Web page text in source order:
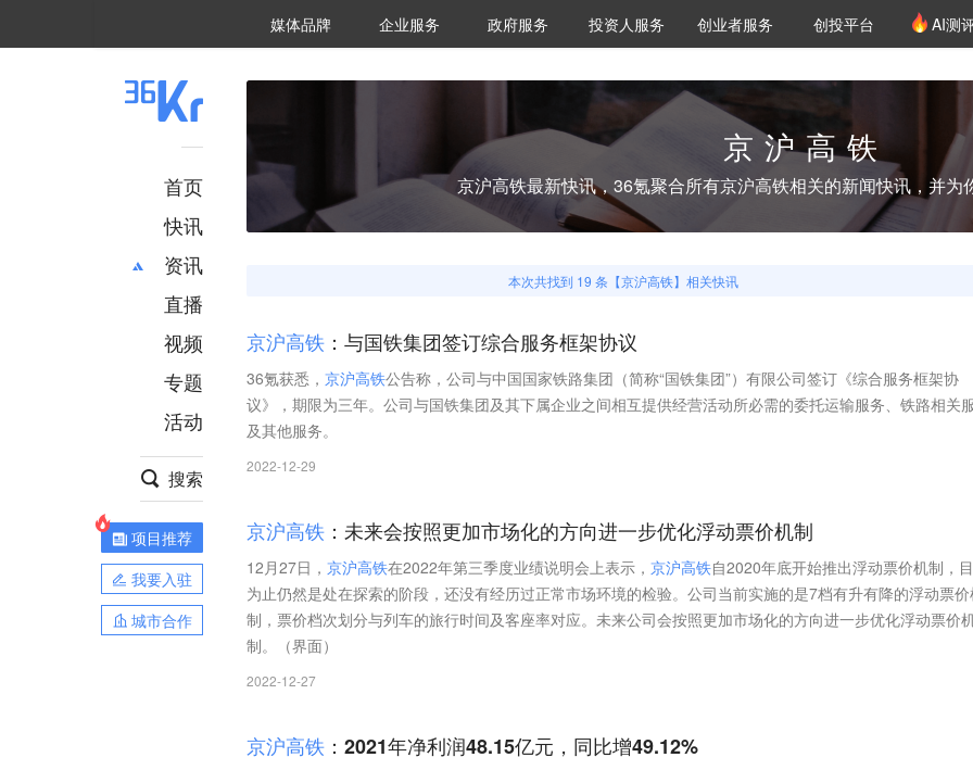
媒体品牌 36Kr研究院
企业服务 城市之窗
政府服务 VClub投资机构库
投资机构职位推介
投资人服务 创投氪堂
创业者服务 创投平台 AI测
首页
快讯
资讯
推荐
财经
项目推荐
安徽
直播
视频
专题
活动
搜索
项目推荐
我要入驻
城市合作
京沪高铁
京沪高铁最新快讯，36氪聚合所有京沪高铁相关的新闻快讯，并为
本次共找到 19 条【京沪高铁】相关快讯
京沪高铁 ：与国铁集团签订综合服务框架协议
36氪获悉， 京沪高铁公告称，公司与中国国家铁路集团（简称“国铁集团”）有限公司签订《综合服务框架协
议》，期限为三年。公司与国铁集团及其下属企业之间相互提供经营活动所必需的委托运输服务、铁路相关
及其他服务。
2022-12-29
京沪高铁 ：未来会按照更加市场化的方向进一步优化浮动票价机制
12月27日， 京沪高铁在2022年第三季度业绩说明会上表示， 京沪高铁自2020年底开始推出浮动票价机制，
为止仍然是处在探索的阶段，还没有经历过正常市场环境的检验。公司当前实施的是7档有升有降的浮动票
制，票价档次划分与列车的旅行时间及客座率对应。未来公司会按照更加市场化的方向进一步优化浮动票价
制。（界面）
2022-12-27
京沪高铁 ：2021年净利润48.15亿元，同比增49.12%